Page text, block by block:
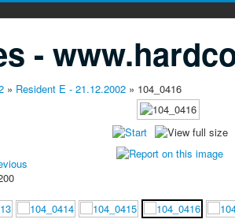
-
» Resident E - 21.12.2002 » 104_0416